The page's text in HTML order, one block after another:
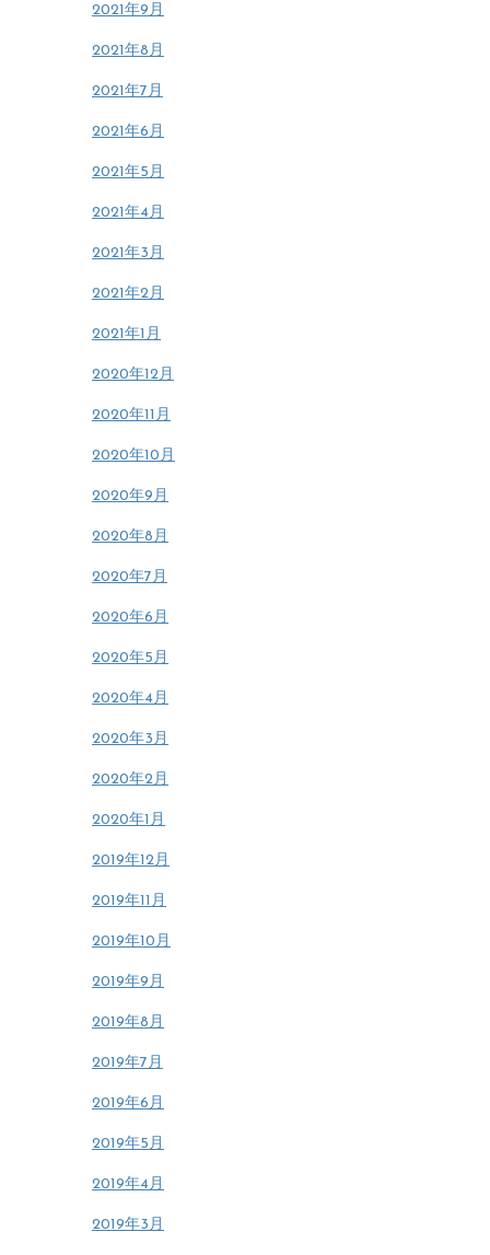
2021年9月
2021年8月
2021年7月
2021年6月
2021年5月
2021年4月
2021年3月
2021年2月
2021年1月
2020年12月
2020年11月
2020年10月
2020年9月
2020年8月
2020年7月
2020年6月
2020年5月
2020年4月
2020年3月
2020年2月
2020年1月
2019年12月
2019年11月
2019年10月
2019年9月
2019年8月
2019年7月
2019年6月
2019年5月
2019年4月
2019年3月